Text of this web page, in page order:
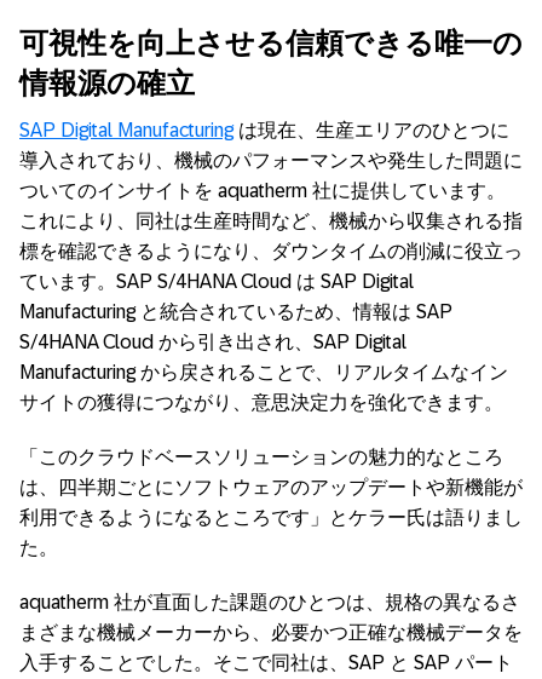
可視性を向上させる信頼できる唯一の
情報源の確立
SAP Digital Manufacturingは現在、生産エリアのひとつに
導入されており、機械のパフォーマンスや発生した問題に
ついてのインサイトを aquatherm 社に提供しています。
これにより、同社は生産時間など、機械から収集される指
標を確認できるようになり、ダウンタイムの削減に役立っ
ています。SAP S/4HANA Cloud は SAP Digital
Manufacturing と統合されているため、情報は SAP
S/4HANA Cloud から引き出され、SAP Digital
Manufacturing から戻されることで、リアルタイムなイン
サイトの獲得につながり、意思決定力を強化できます。
「このクラウドベースソリューションの魅力的なところ
は、四半期ごとにソフトウェアのアップデートや新機能が
利用できるようになるところです」とケラー氏は語りまし
た。
aquatherm 社が直面した課題のひとつは、規格の異なるさ
まざまな機械メーカーから、必要かつ正確な機械データを
入手することでした。そこで同社は、SAP と SAP パート